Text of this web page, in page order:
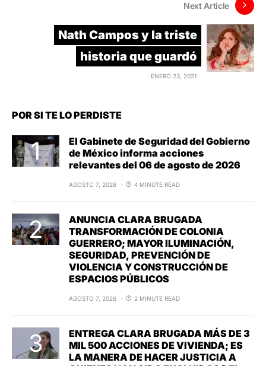
Next Article
Nath Campos y la triste
historia que guardó
ENERO 23, 2021
POR SI TE LO PERDISTE
El Gabinete de Seguridad del Gobierno
de México informa acciones
relevantes del 06 de agosto de 2026
AGOSTO 7, 2026 4 MINUTE READ
ANUNCIA CLARA BRUGADA
TRANSFORMACIÓN DE COLONIA
GUERRERO; MAYOR ILUMINACIÓN,
SEGURIDAD, PREVENCIÓN DE
VIOLENCIA Y CONSTRUCCIÓN DE
ESPACIOS PÚBLICOS
AGOSTO 7, 2026 2 MINUTE READ
ENTREGA CLARA BRUGADA MÁS DE 3
MIL 500 ACCIONES DE VIVIENDA; ES
LA MANERA DE HACER JUSTICIA A